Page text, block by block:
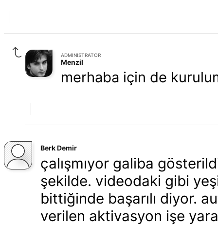
ADMINISTRATOR
Menzil
merhaba için de
Berk Demir
çalışmıyor galiba
şekilde. videodaki gibi
bittiğinde başarılı diyor.
verilen aktivasyon işe